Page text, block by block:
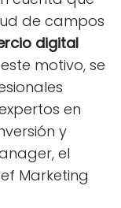
de campos
digital
motivo, se
en
y
el
Marketing